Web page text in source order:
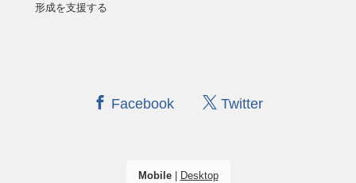
形成を支援する
Facebook Twitter
Mobile| Desktop